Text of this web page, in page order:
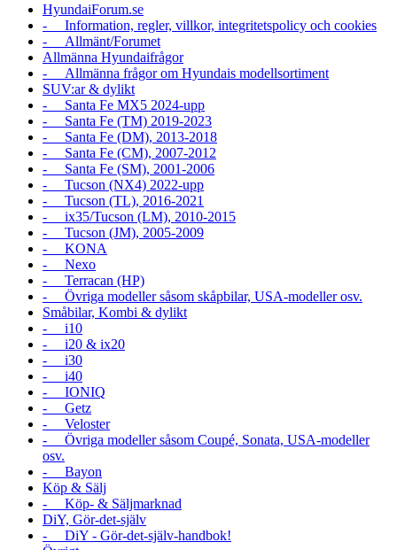
HyundaiForum.se
- Information, regler, villkor, integritetspolicy och cookies
- Allmänt/Forumet
Allmänna Hyundaifrågor
- Allmänna frågor om Hyundais modellsortiment
SUV:ar & dylikt
- Santa Fe MX5 2024-upp
- Santa Fe (TM) 2019-2023
- Santa Fe (DM), 2013-2018
- Santa Fe (CM), 2007-2012
- Santa Fe (SM), 2001-2006
- Tucson (NX4) 2022-upp
- Tucson (TL), 2016-2021
- ix35/Tucson (LM), 2010-2015
- Tucson (JM), 2005-2009
- KONA
- Nexo
- Terracan (HP)
- Övriga modeller såsom skåpbilar, USA-modeller osv.
Småbilar, Kombi & dylikt
- i10
- i20 & ix20
- i30
- i40
- IONIQ
- Getz
- Veloster
- Övriga modeller såsom Coupé, Sonata, USA-modeller
osv.
- Bayon
Köp & Sälj
- Köp- & Säljmarknad
DiY, Gör-det-själv
- DiY - Gör-det-själv-handbok!